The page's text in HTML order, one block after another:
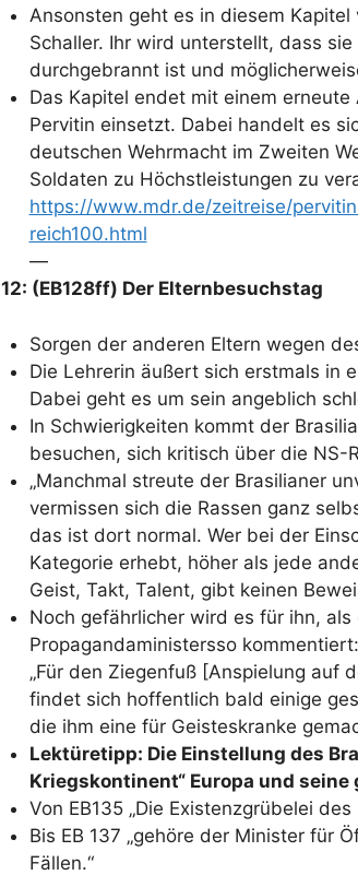
Ansonsten geht es in diesem
Schaller. Ihr wird unterstellt, dass
durchgebrannt ist und
Das Kapitel endet mit einem
Pervitin einsetzt. Dabei handelt es
deutschen Wehrmacht im Zweiten
Soldaten zu Höchstleistungen zu
https://www.mdr.de/zeitreise/
reich100.html
—
12: (EB128ff) Der Elternbesuchstag
Sorgen der anderen Eltern wegen
Die Lehrerin äußert sich erstmals in
Dabei geht es um sein angeblich
In Schwierigkeiten kommt der
besuchen, sich kritisch über die NS-
„Manchmal streute der Brasilianer
vermissen sich die Rassen ganz
das ist dort normal. Wer bei der
Kategorie erhebt, höher als jede
Geist, Takt, Talent, gibt keinen
Noch gefährlicher wird es für ihn,
Propagandaministersso kommentiert:
„Für den Ziegenfuß [Anspielung auf
findet sich hoffentlich bald einige
die ihm eine für Geisteskranke
Lektüretipp: Die Einstellung des
Kriegskontinent“ Europa und
Von EB135 „Die Existenzgrübelei des
Bis EB 137 „gehöre der Minister für
Fällen.“